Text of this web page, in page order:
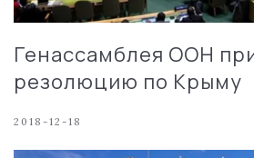
Генассамблея ООН
резолюцию по Крыму
2018-12-18